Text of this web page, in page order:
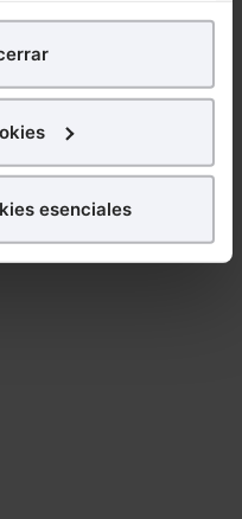
tu experienciaen
con fines publicitarios,
y contenidos de tu
imprescindibles.
utilizaremos
esenciales